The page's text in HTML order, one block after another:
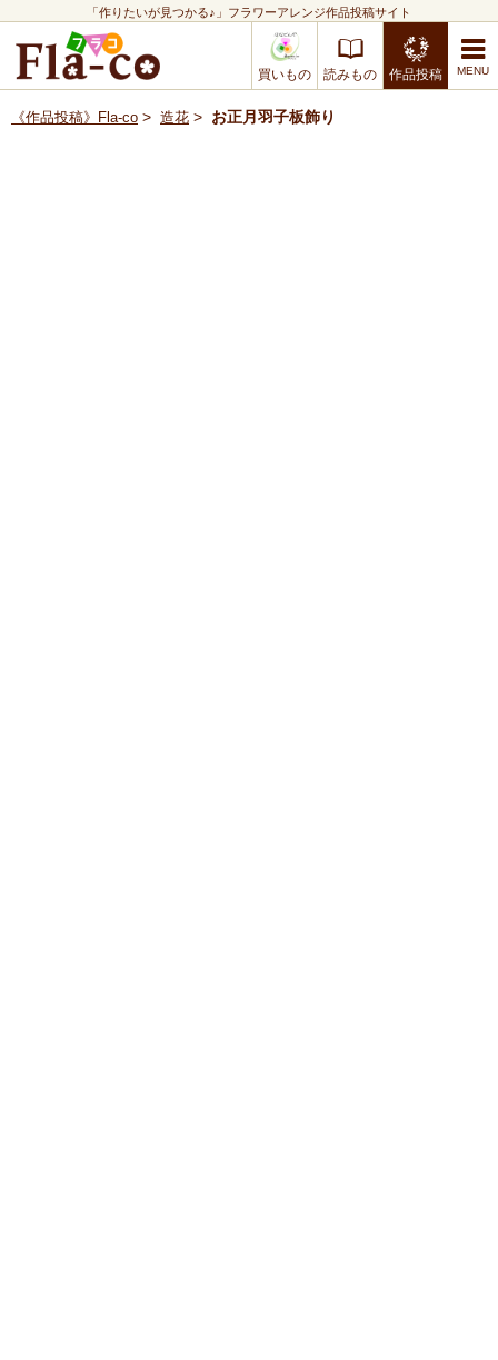
「作りたいが見つかる♪」フラワーアレンジ作品投稿サイト
買いもの 読みもの 作品投稿
《作品投稿》Fla-co > 造花 > お正月羽子板飾り